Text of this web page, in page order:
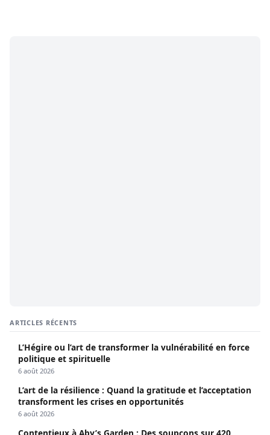
ARTICLES RÉCENTS
L’Hégire ou l’art de transformer la vulnérabilité en force
politique et spirituelle
6 août 2026
L’art de la résilience : Quand la gratitude et l’acceptation
transforment les crises en opportunités
6 août 2026
Contentieux à Aby’s Garden : Des soupçons sur 420